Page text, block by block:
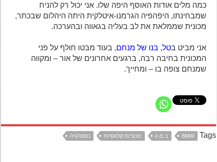
כמה מלים אודות האוסף היפה שלו. אני יכול רק להניח
שמבחינתו, היפהפיה הגרמנו-איטלקית היתה היהלום שבכתר,
מכונית שממלאת את לב בעליה בגאווה ובהערכה.
אני מביט בטל, בנו של מנחם, בעוד מבטו חולף על פני
המכונית בחיבה רבה, ברגעים אחרונים של אור – ומקווה
שמנחם צופה בו – ומחייך.
BMW ב.מ.וו מכוניות קלאסיות נוסטלגיה